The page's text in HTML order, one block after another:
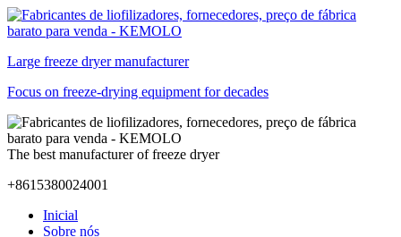
Large freeze dryer manufacturer
Focus on freeze-drying equipment for decades
The best manufacturer of freeze dryer
+8615380024001
Inicial
Sobre nós